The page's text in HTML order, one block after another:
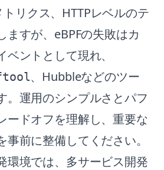
リクス、HTTPレベルのテ
ますが、eBPFの失敗はカ
ントとして現れ、
、Hubbleなどのツー
。運用のシンプルさとパフ
ードオフを理解し、重要な
前に整備してください。
環境では、多サービス開発